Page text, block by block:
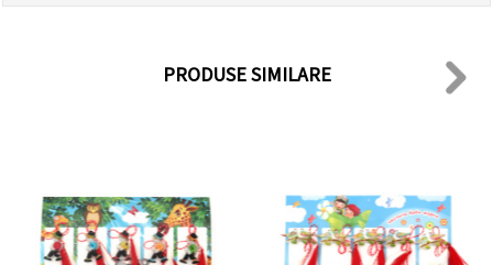
PRODUSE SIMILARE